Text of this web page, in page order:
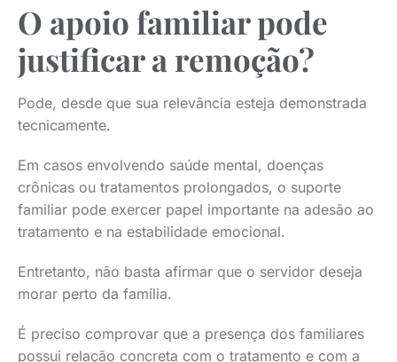
O apoio familiar pode
justificar a remoção?
Pode, desde que sua relevância esteja demonstrada
tecnicamente.
Em casos envolvendo saúde mental, doenças
crônicas ou tratamentos prolongados, o suporte
familiar pode exercer papel importante na adesão ao
tratamento e na estabilidade emocional.
Entretanto, não basta afirmar que o servidor deseja
morar perto da família.
É preciso comprovar que a presença dos familiares
possui relação concreta com o tratamento e com a